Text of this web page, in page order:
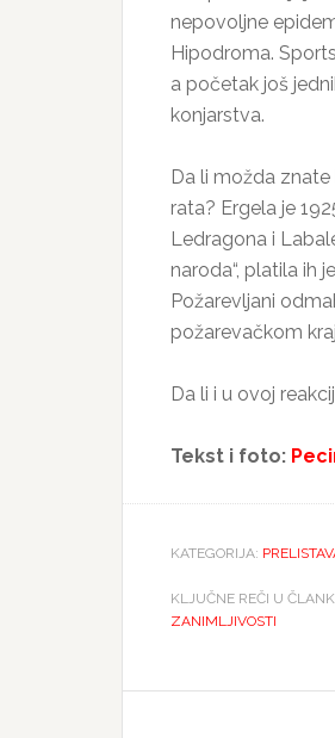
nepovoljne
Hipodroma.
a početak još
konjarstva.
Da li možda
rata? Ergela je
Ledragona i
naroda“, platila ih
Požarevljani
požarevačkom
Da li i u ovoj
Tekst i foto:
KATEGORIJA:
KLJUČNE REČI U
ZANIMLJIVOSTI